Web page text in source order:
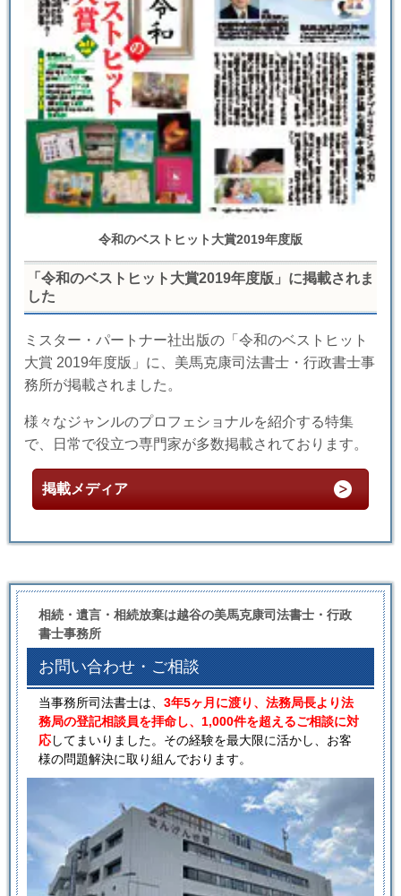
令和のベストヒット大賞2019年度版
「令和のベストヒット大賞2019年度版」に掲載されま
した
ミスター・パートナー社出版の「令和のベストヒット
大賞 2019年度版」に、美馬克康司法書士・行政書士事
務所が掲載されました。
様々なジャンルのプロフェショナルを紹介する特集
で、日常で役立つ専門家が多数掲載されております。
掲載メディア
相続・遺言・相続放棄は越谷の美馬克康司法書士・行政
書士事務所
お問い合わせ・ご相談
当事務所司法書士は、 3年5ヶ月に渡り、法務局長より法
務局の登記相談員を拝命し、1,000件を超えるご相談に対
応してまいりました。その経験を最大限に活かし、お客
様の問題解決に取り組んでおります。